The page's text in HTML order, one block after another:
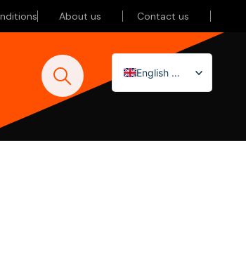
About us Contact us
English (UK)
Nederlands